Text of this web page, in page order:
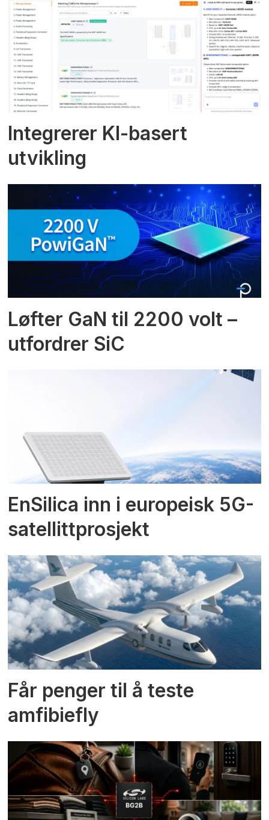
Integrerer KI-basert
utvikling
Løfter GaN til 2200 volt –
utfordrer SiC
EnSilica inn i europeisk 5G-
satellittprosjekt
Får penger til å teste
amfibiefly